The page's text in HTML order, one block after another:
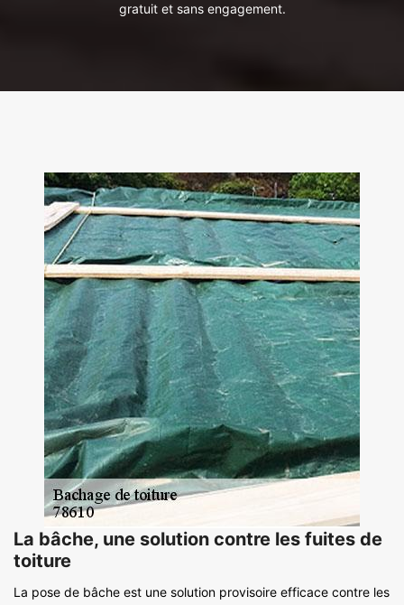
gratuit et sans engagement.
La bâche, une solution contre les fuites de
toiture
La pose de bâche est une solution provisoire efficace contre les